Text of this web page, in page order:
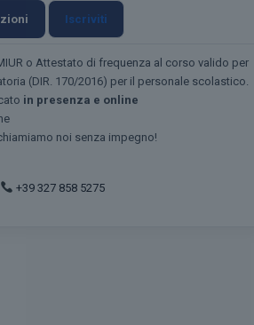
Iscriviti
o Attestato di frequenza al corso valido per
(DIR. 170/2016) per il personale scolastico.
in presenza e online
noi senza impegno!
+39 327 858 5275